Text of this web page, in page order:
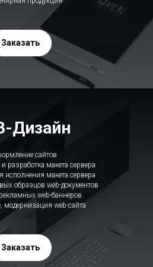
Заказать
Дизайн
сайтов
разработка макета сервера
исполнения макета сервера
образцов web-документов
web-баннеров
модернизация web-сайта
Заказать